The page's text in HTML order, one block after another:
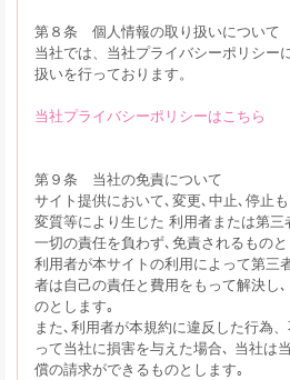
第８条 個人情報の取り扱いについて
当社では、当社プライバシーポリシー
扱いを行っております。
当社プライバシーポリシーはこちら
第９条 当社の免責について
サイト提供において､変更､中止､停止も
変質等により生じた 利用者または第
一切の責任を負わず､免責されるものと
利用者が本サイトの利用によって第三
者は自己の責任と費用をもって解決し
のとします｡
また､利用者が本規約に違反した行為
って当社に損害を与えた場合､ 当社は
償の請求ができるものとします｡